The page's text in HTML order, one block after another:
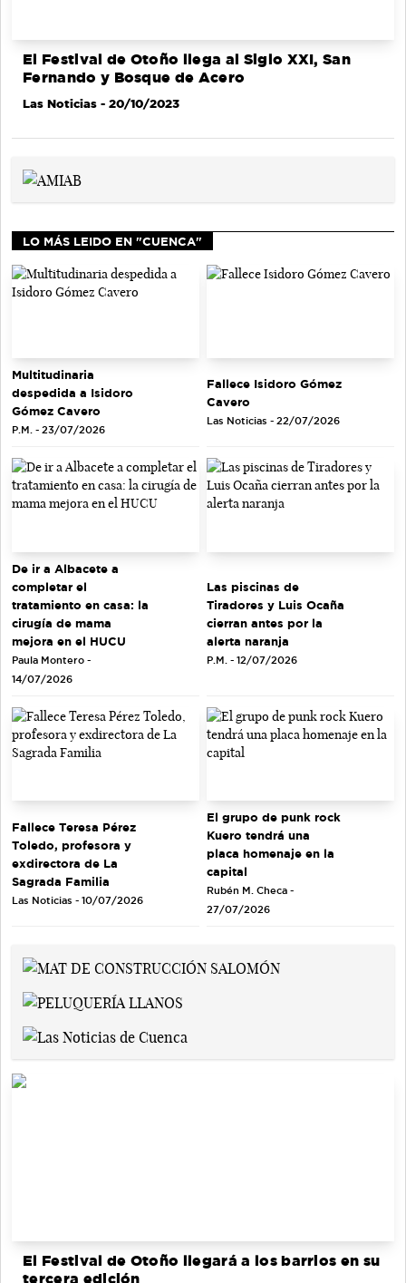
El Festival de Otoño llega al Siglo XXI, San
Fernando y Bosque de Acero
Las Noticias - 20/10/2023
LO MÁS LEIDO EN "CUENCA"
Multitudinaria
despedida a Isidoro
Gómez Cavero
P.M. - 23/07/2026
Fallece Isidoro Gómez
Cavero
Las Noticias - 22/07/2026
De ir a Albacete a
completar el
tratamiento en casa: la
cirugía de mama
mejora en el HUCU
Paula Montero -
14/07/2026
Las piscinas de
Tiradores y Luis Ocaña
cierran antes por la
alerta naranja
P.M. - 12/07/2026
Fallece Teresa Pérez
Toledo, profesora y
exdirectora de La
Sagrada Familia
Las Noticias - 10/07/2026
El grupo de punk rock
Kuero tendrá una
placa homenaje en la
capital
Rubén M. Checa -
27/07/2026
El Festival de Otoño llegará a los barrios en su
tercera edición